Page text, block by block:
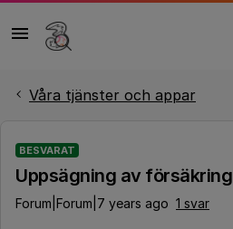
Våra tjänster och appar
BESVARAT
Uppsägning av försäkring
Forum|Forum|7 years ago 1 svar